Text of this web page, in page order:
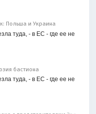
Польша и Украина
туда, - в ЕС - где ее не
бастиона
туда, - в ЕС - где ее не